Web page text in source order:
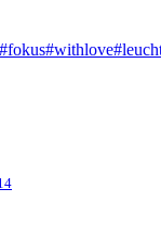
#fokus#withlove